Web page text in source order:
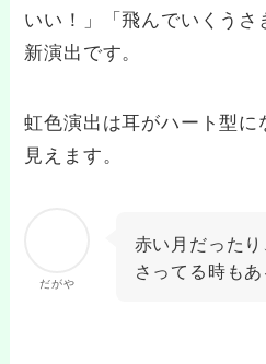
いい！」「飛んでいくう
新演出です。
虹色演出は耳がハート型
見えます。
だがや
赤い月だった
さってる時もあ